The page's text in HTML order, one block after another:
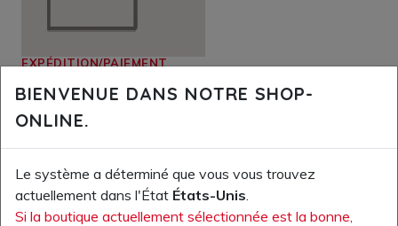
EXPÉDITION/PAIEMENT
BIENVENUE DANS NOTRE SHOP-
ONLINE.
Le système a déterminé que vous vous trouvez
actuellement dans l'État États-Unis.
Si la boutique actuellement sélectionnée est la bonne,